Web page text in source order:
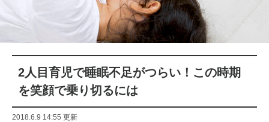
2人目育児で睡眠不足がつらい！この時期
を笑顔で乗り切るには
2018.6.9 14:55 更新